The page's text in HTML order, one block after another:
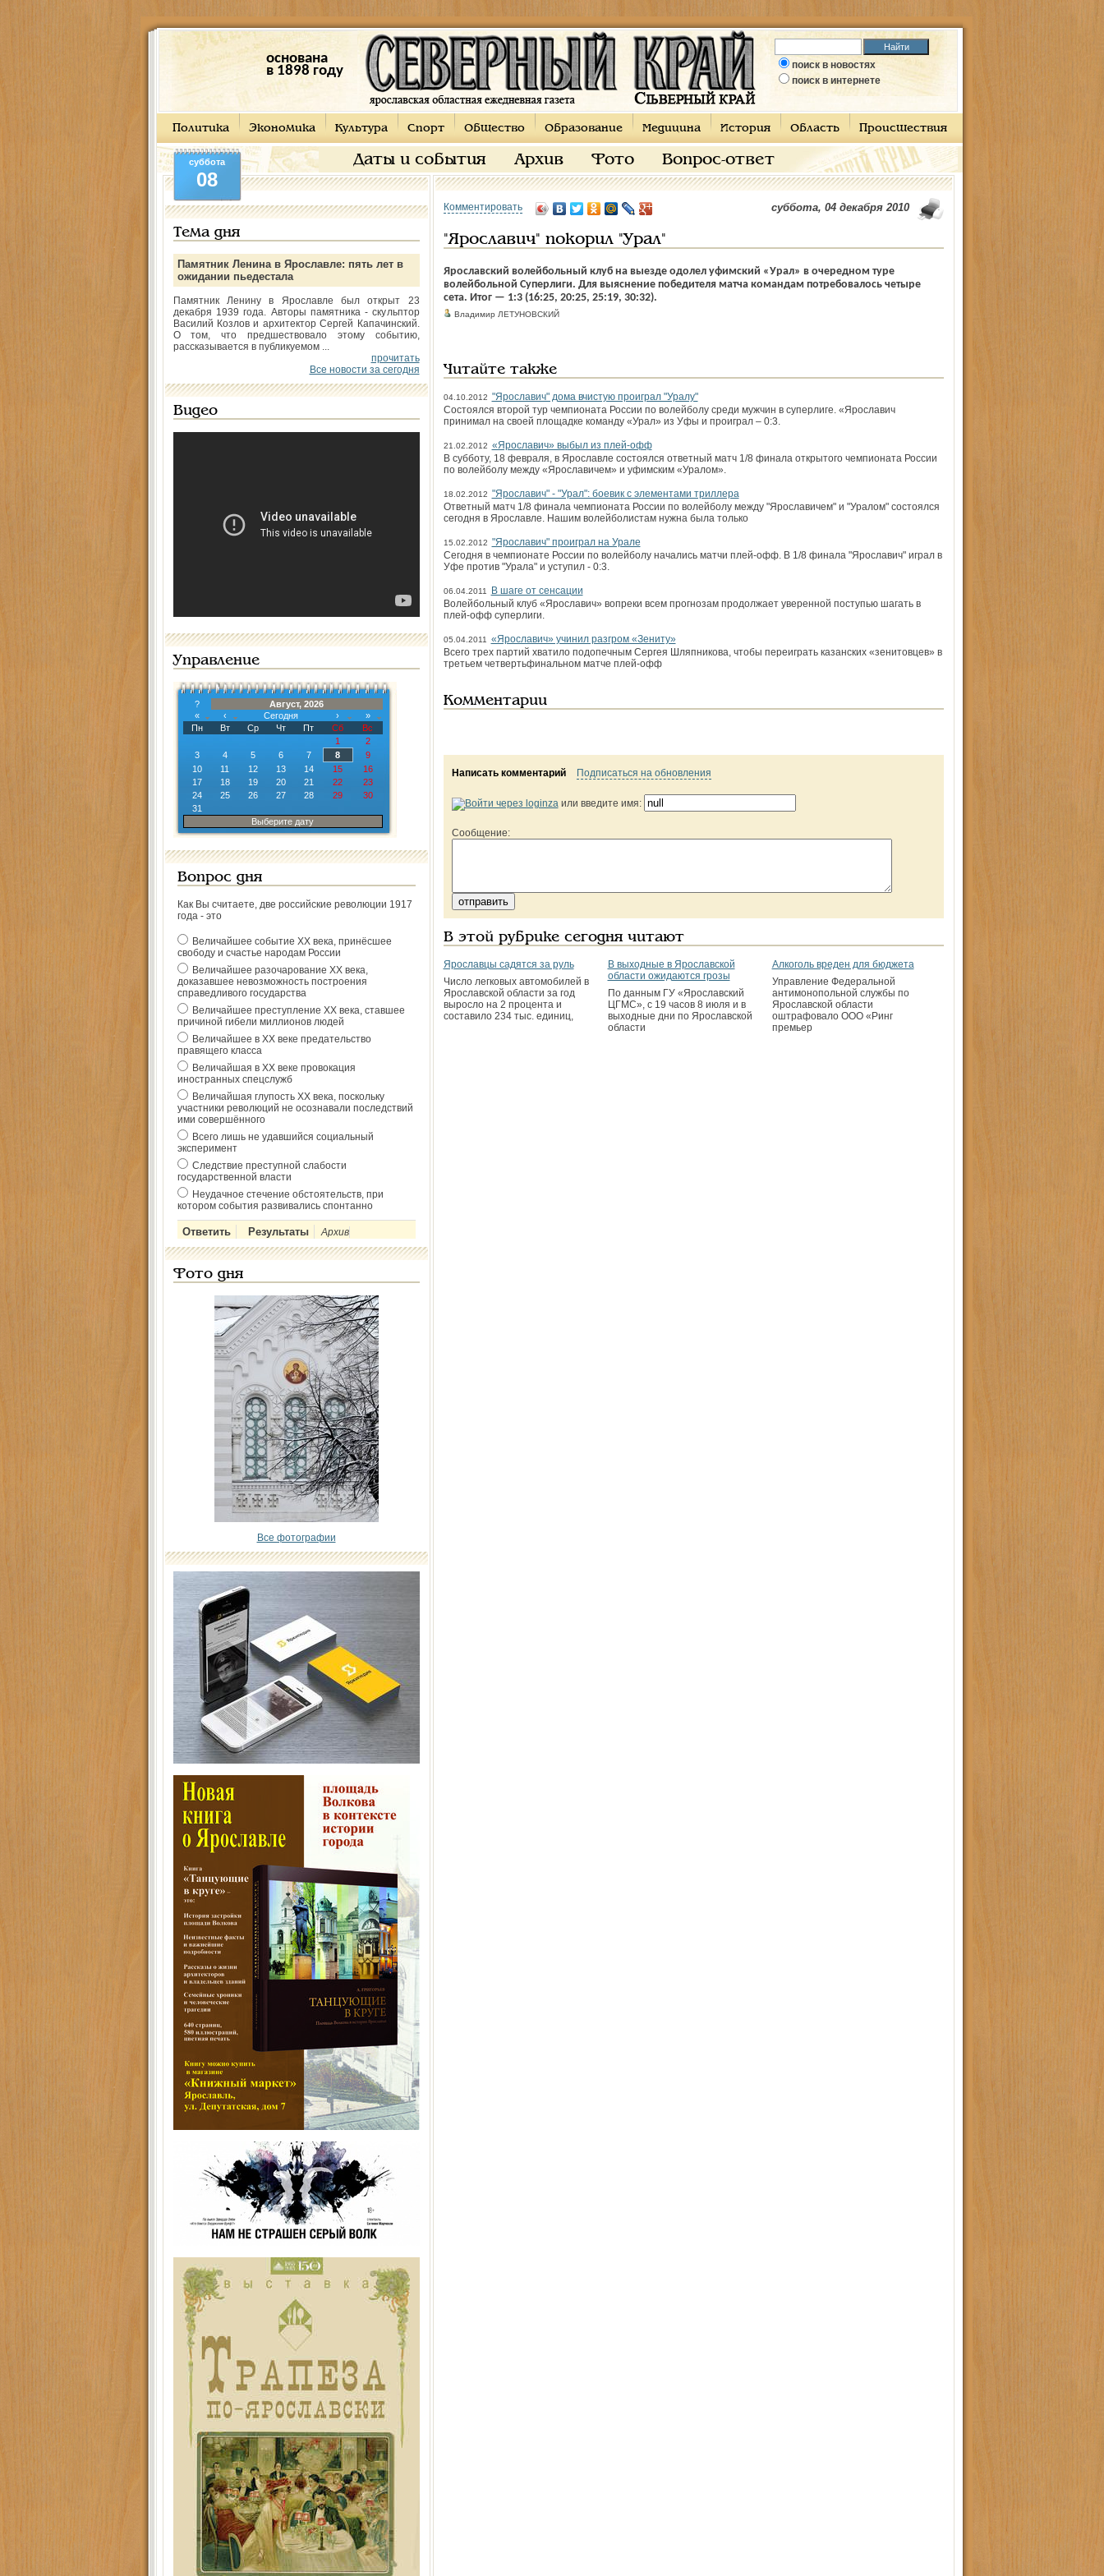
основана
в 1898 году
поиск в новостях
поиск в интернете
Политика Экономика Культура Спорт Общество Образование Медицина История Область Происшествия
Даты и события Архив Фото Вопрос-ответ
суббота
08
Тема дня
Памятник Ленина в Ярославле: пять лет в
ожидании пьедестала
Памятник Ленину в Ярославле был открыт 23
декабря 1939 года. Авторы памятника - скульптор
Василий Козлов и архитектор Сергей Капачинский.
О том, что предшествовало этому событию,
рассказывается в публикуемом ...
прочитать
Все новости за сегодня
Видео
Управление
?
Август, 2026
«
‹ Сегодня ›
»
Пн
Вт Ср Чт Пт Сб
Вс
1
2
3
4 5 6 7 8
9
10
11 12 13 14 15
16
17
18 19 20 21 22
23
24
25 26 27 28 29
30
31
Выберите дату
Вопрос дня
Как Вы считаете, две российские революции 1917
года - это
Величайшее событие ХХ века, принёсшее
свободу и счастье народам России
Величайшее разочарование ХХ века,
доказавшее невозможность построения
справедливого государства
Величайшее преступление ХХ века, ставшее
причиной гибели миллионов людей
Величайшее в ХХ веке предательство
правящего класса
Величайшая в ХХ веке провокация
иностранных спецслужб
Величайшая глупость ХХ века, поскольку
участники революций не осознавали последствий
ими совершённого
Всего лишь не удавшийся социальный
эксперимент
Следствие преступной слабости
государственной власти
Неудачное стечение обстоятельств, при
котором события развивались спонтанно
Архив
Фото дня
Все фотографии
Комментировать суббота, 04 декабря 2010
"Ярославич" покорил "Урал"
Ярославский волейбольный клуб на выезде одолел уфимский «Урал» в очередном туре
волейбольной Суперлиги. Для выяснение победителя матча командам потребовалось четыре
сета. Итог — 1:3 (16:25, 20:25, 25:19, 30:32).
Владимир ЛЕТУНОВСКИЙ
Читайте также
04.10.2012 "Ярославич" дома вчистую проиграл "Уралу"
Состоялся второй тур чемпионата России по волейболу среди мужчин в суперлиге. «Ярославич
принимал на своей площадке команду «Урал» из Уфы и проиграл – 0:3.
21.02.2012 «Ярославич» выбыл из плей-офф
В субботу, 18 февраля, в Ярославле состоялся ответный матч 1/8 финала открытого чемпионата России
по волейболу между «Ярославичем» и уфимским «Уралом».
18.02.2012 "Ярославич" - "Урал": боевик с элементами триллера
Ответный матч 1/8 финала чемпионата России по волейболу между "Ярославичем" и "Уралом" состоялся
сегодня в Ярославле. Нашим волейболистам нужна была только
15.02.2012 "Ярославич" проиграл на Урале
Сегодня в чемпионате России по волейболу начались матчи плей-офф. В 1/8 финала "Ярославич" играл в
Уфе против "Урала" и уступил - 0:3.
06.04.2011
В шаге от сенсации
Волейбольный клуб «Ярославич» вопреки всем прогнозам продолжает уверенной поступью шагать в
плей-офф суперлиги.
05.04.2011
«Ярославич» учинил разгром «Зениту»
Всего трех партий хватило подопечным Сергея Шляпникова, чтобы переиграть казанских «зенитовцев» в
третьем четвертьфинальном матче плей-офф
Комментарии
Написать комментарий Подписаться на обновления
или введите имя:
Сообщение:
В этой рубрике сегодня читают
Ярославцы садятся за руль
Число легковых автомобилей в
Ярославской области за год
выросло на 2 процента и
составило 234 тыс. единиц,
В выходные в Ярославской
области ожидаются грозы
По данным ГУ «Ярославский
ЦГМС», с 19 часов 8 июля и в
выходные дни по Ярославской
области
Алкоголь вреден для бюджета
Управление Федеральной
антимонопольной службы по
Ярославской области
оштрафовало ООО «Ринг
премьер